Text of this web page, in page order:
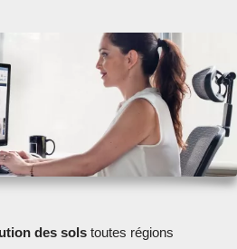
des solstoutes régions